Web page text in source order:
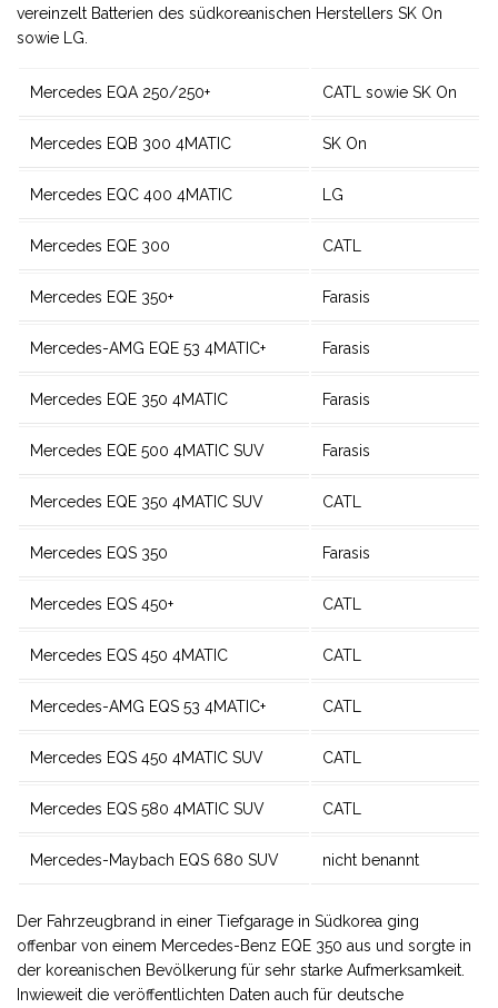
vereinzelt Batterien des südkoreanischen Herstellers SK On
sowie LG.
Mercedes EQA 250/250+ CATL sowie SK On
Mercedes EQB 300 4MATIC SK On
Mercedes EQC 400 4MATIC LG
Mercedes EQE 300 CATL
Mercedes EQE 350+ Farasis
Mercedes-AMG EQE 53 4MATIC+ Farasis
Mercedes EQE 350 4MATIC Farasis
Mercedes EQE 500 4MATIC SUV Farasis
Mercedes EQE 350 4MATIC SUV CATL
Mercedes EQS 350 Farasis
Mercedes EQS 450+ CATL
Mercedes EQS 450 4MATIC CATL
Mercedes-AMG EQS 53 4MATIC+ CATL
Mercedes EQS 450 4MATIC SUV CATL
Mercedes EQS 580 4MATIC SUV CATL
Mercedes-Maybach EQS 680 SUV nicht benannt
Der Fahrzeugbrand in einer Tiefgarage in Südkorea ging
offenbar von einem Mercedes-Benz EQE 350 aus und sorgte in
der koreanischen Bevölkerung für sehr starke Aufmerksamkeit.
Inwieweit die veröffentlichten Daten auch für deutsche